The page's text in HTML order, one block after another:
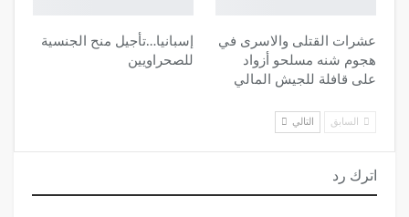
عشرات القتلى والاسرى في
هجوم شنه مسلحو أزواد
على قافلة للجيش المالي
إسبانيا…تأجيل منح الجنسية
للصحراويين
السابق التالي
اترك رد